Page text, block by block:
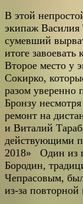
В этой
экипаж Василия
сумевший
итоге
Второе место у
Сокирко,
разом уверенно
Бронзу
ремонт на
и Виталий
действующими
2018» Один из
Бородин,
Чепрасовым,
из-за